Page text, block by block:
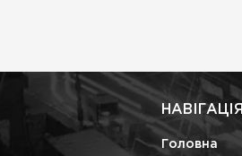
НАВІГАЦІЯ
Головна